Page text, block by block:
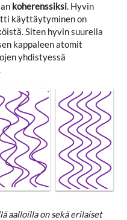
koherenssiksi. Hyvin
käyttäytyminen on
Siten hyvin suurella
kappaleen atomit
yhdistyessä
aalloilla on sekä erilaiset